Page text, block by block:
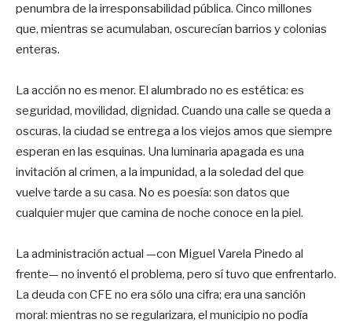
penumbra de la irresponsabilidad pública. Cinco millones
que, mientras se acumulaban, oscurecían barrios y colonias
enteras.
La acción no es menor. El alumbrado no es estética: es
seguridad, movilidad, dignidad. Cuando una calle se queda a
oscuras, la ciudad se entrega a los viejos amos que siempre
esperan en las esquinas. Una luminaria apagada es una
invitación al crimen, a la impunidad, a la soledad del que
vuelve tarde a su casa. No es poesía: son datos que
cualquier mujer que camina de noche conoce en la piel.
La administración actual —con Miguel Varela Pinedo al
frente— no inventó el problema, pero sí tuvo que enfrentarlo.
La deuda con CFE no era sólo una cifra; era una sanción
moral: mientras no se regularizara, el municipio no podía